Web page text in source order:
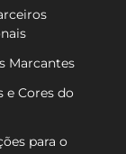
Marcantes
e Cores do
para o